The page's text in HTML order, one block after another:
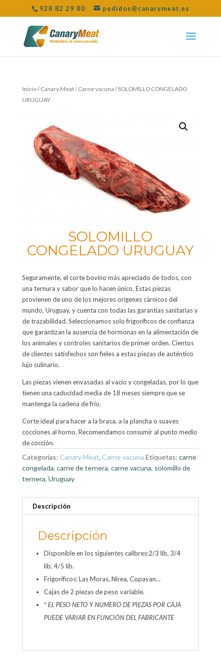
928 82 29 80 pedidos@canarymeat.es
Inicio/Canary Meat/Carne vacuna / SOLOMILLO CONGELADO
URUGUAY
SOLOMILLO
CONGELADO URUGUAY
Seguramente, el corte bovino más apreciado de todos, con
una ternura y sabor que lo hacen único. Estas piezas
provienen de uno de los mejores orígenes cárnicos del
mundo, Uruguay, y cuenta con todas las garantías sanitarias y
de trazabilidad. Seleccionamos solo frigoríficos de confianza
que garantizan la ausencia de hormonas en la alimentación de
los animales y controles sanitarios de primer orden. Cientos
de clientes satisfechos son fieles a estas piezas de auténtico
lujo culinario.
Las piezas vienen envasadas al vacío y congeladas, por lo que
tienen una caducidad media de 18 meses siempre que se
mantenga la cadena de frío.
Corte ideal para hacer a la brasa, a la plancha o suaves
cocciones al horno. Recomendamos consumir al punto medio
de cocción.
Categorías: Canary Meat, Carne vacuna Etiquetas: carne
congelada, carne de ternera, carne vacuna, solomillo de
ternera, Uruguay
Descripción
Descripción
Disponible en los siguientes calibres:2/3 lib, 3/4
lib, 4/5 lib.
Frigoríficos: Las Moras, Nirea, Copayan…
Cajas de 2 piezas de peso variable.
* EL PESO NETO Y NUMERO DE PIEZAS POR CAJA
PUEDE VARIAR EN FUNCIÓN DEL FABRICANTE